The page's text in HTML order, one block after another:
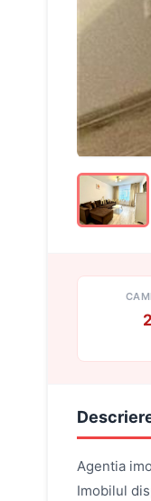
2
Agentia
Imobilul